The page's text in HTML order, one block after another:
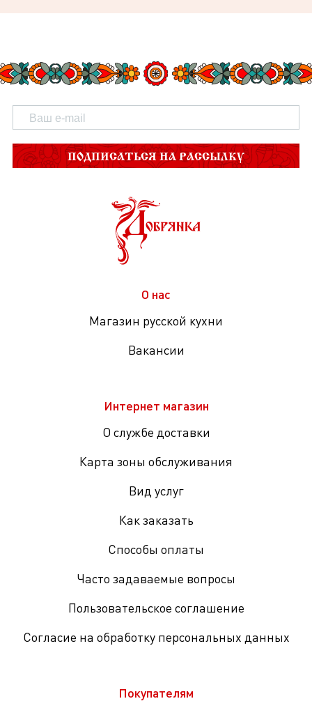
ПОДПИСАТЬСЯ НА РАССЫЛКУ
О нас
Магазин русской кухни
Вакансии
Интернет магазин
О службе доставки
Карта зоны обслуживания
Вид услуг
Как заказать
Способы оплаты
Часто задаваемые вопросы
Пользовательское соглашение
Согласие на обработку персональных данных
Покупателям